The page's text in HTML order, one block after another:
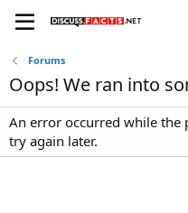
Forums
Oops! We ran into
An error occurred while the
try again later.